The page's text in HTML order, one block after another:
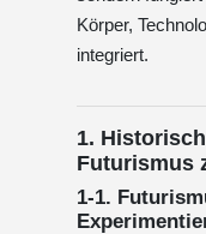
Körper,
integriert.
1.
Futurismus
1-1.